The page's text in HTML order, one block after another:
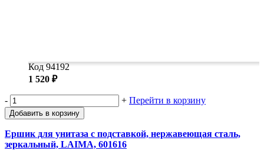
Код 94192
1 520 ₽
- + Перейти в корзину
Добавить в корзину
Ершик для унитаза с подставкой, нержавеющая сталь,
зеркальный, LAIMA, 601616